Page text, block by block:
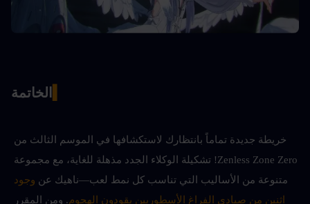
الخاتمة
متنوعة من الأساليب التي تناسب كل نمط لعب—ناهيك عن
اثنين من صيادي الفراغ الأسطوريين يقودون الهجوم